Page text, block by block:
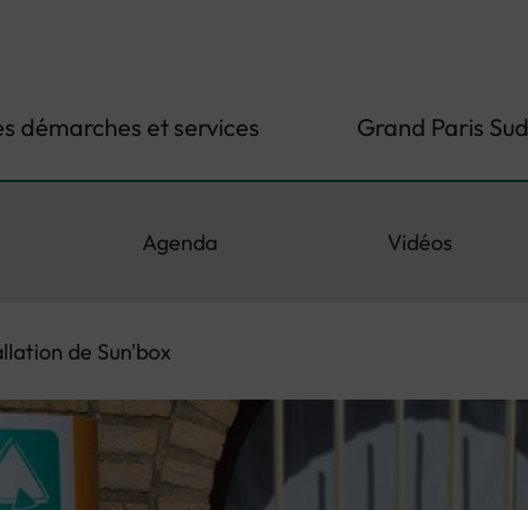
démarches et services Grand Paris Sud
Agenda Vidéos
de Sun'box